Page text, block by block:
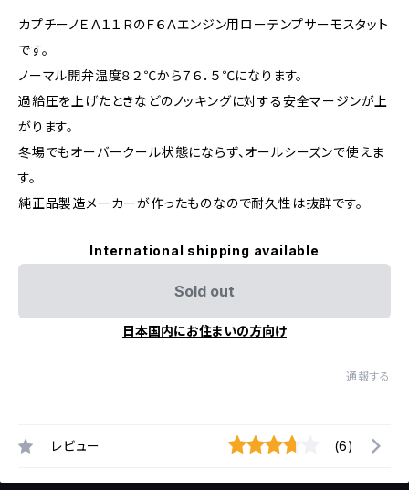
カプチーノＥＡ１１ＲのＦ６Ａエンジン用ローテンプサーモスタット
です。
ノーマル開弁温度８２℃から７６．５℃になります。
過給圧を上げたときなどのノッキングに対する安全マージンが上
がります。
冬場でもオーバークール状態にならず、オールシーズンで使えま
す。
純正品製造メーカーが作ったものなので耐久性は抜群です。
International shipping available
Sold out
日本国内にお住まいの方向け
通報する
レビュー (6)